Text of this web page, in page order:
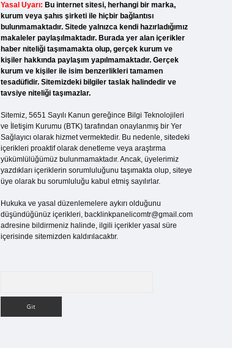
Yasal Uyarı: Bu internet sitesi, herhangi bir marka,
kurum veya şahıs şirketi ile hiçbir bağlantısı
bulunmamaktadır. Sitede yalnızca kendi hazırladığımız
makaleler paylaşılmaktadır. Burada yer alan içerikler
haber niteliği taşımamakta olup, gerçek kurum ve
kişiler hakkında paylaşım yapılmamaktadır. Gerçek
kurum ve kişiler ile isim benzerlikleri tamamen
tesadüfidir. Sitemizdeki bilgiler taslak halindedir ve
tavsiye niteliği taşımazlar.
Sitemiz, 5651 Sayılı Kanun gereğince Bilgi Teknolojileri
ve İletişim Kurumu (BTK) tarafından onaylanmış bir Yer
Sağlayıcı olarak hizmet vermektedir. Bu nedenle, sitedeki
içerikleri proaktif olarak denetleme veya araştırma
yükümlülüğümüz bulunmamaktadır. Ancak, üyelerimiz
yazdıkları içeriklerin sorumluluğunu taşımakta olup, siteye
üye olarak bu sorumluluğu kabul etmiş sayılırlar.
Hukuka ve yasal düzenlemelere aykırı olduğunu
düşündüğünüz içerikleri, backlinkpanelicomtr@gmail.com
adresine bildirmeniz halinde, ilgili içerikler yasal süre
içerisinde sitemizden kaldırılacaktır.